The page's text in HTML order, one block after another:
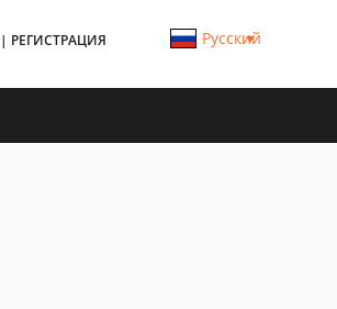
| РЕГИСТРАЦИЯ Русский